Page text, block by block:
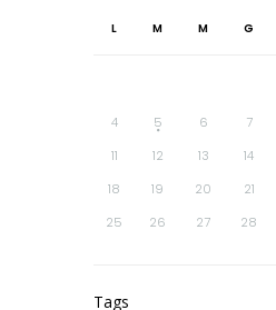
L M M G
4
5 6 7
11
12 13 14
18
19 20 21
25
26 27 28
Tags